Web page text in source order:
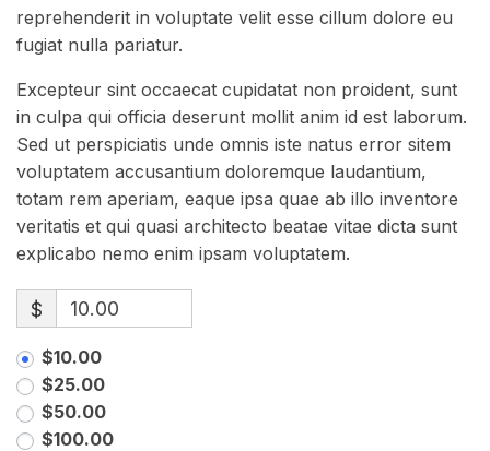
reprehenderit in voluptate velit esse cillum dolore eu
fugiat nulla pariatur.
Excepteur sint occaecat cupidatat non proident, sunt
in culpa qui officia deserunt mollit anim id est laborum.
Sed ut perspiciatis unde omnis iste natus error sitem
voluptatem accusantium doloremque laudantium,
totam rem aperiam, eaque ipsa quae ab illo inventore
veritatis et qui quasi architecto beatae vitae dicta sunt
explicabo nemo enim ipsam voluptatem.
$
$10.00
$25.00
$50.00
$100.00